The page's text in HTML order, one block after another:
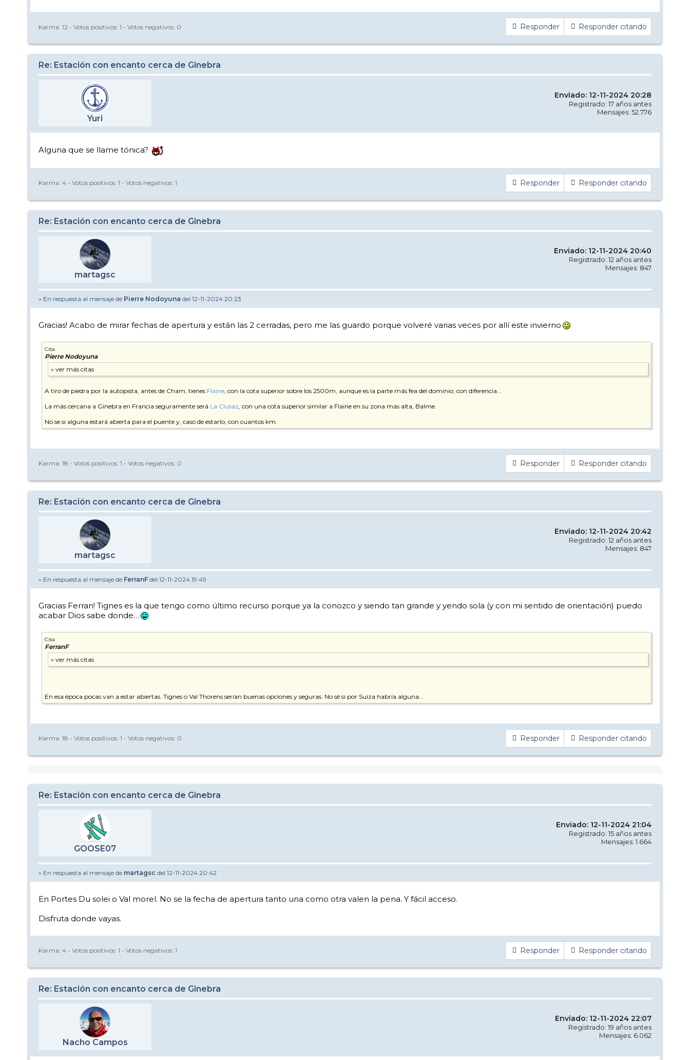
Responder Responder citando
Karma: 12 - Votos positivos: 1 - Votos negativos: 0
Re: Estación con encanto cerca de Ginebra
Yuri
Enviado: 12-11-2024 20:28
Registrado: 17 años antes
Mensajes: 52.776
Alguna que se llame tónica?
Responder Responder citando
Karma: 4 - Votos positivos: 1 - Votos negativos: 1
Re: Estación con encanto cerca de Ginebra
martagsc
Enviado: 12-11-2024 20:40
Registrado: 12 años antes
Mensajes: 847
» En respuesta al mensaje de Pierre Nodoyuna del 12-11-2024 20:23
Gracias! Acabo de mirar fechas de apertura y están las 2 cerradas, pero me las guardo porque volveré varias veces por allí este invierno
Cita
Pierre Nodoyuna
A tiro de piedra por la autopista, antes de Cham, tienes Flaine , con la cota superior sobre los 2500m, aunque es la parte más fea del dominio, con diferencia...
La más cercana a Ginebra en Francia seguramente será La Clusaz , con una cota superior similar a Flaine en su zona más alta, Balme.
No se si alguna estará abierta para el puente y, caso de estarlo, con cuantos km.
Responder Responder citando
Karma: 18 - Votos positivos: 1 - Votos negativos: 0
Re: Estación con encanto cerca de Ginebra
martagsc
Enviado: 12-11-2024 20:42
Registrado: 12 años antes
Mensajes: 847
» En respuesta al mensaje de FerranF del 12-11-2024 19:49
Gracias Ferran! Tignes es la que tengo como último recurso porque ya la conozco y siendo tan grande y yendo sola (y con mi sentido de orientación) puedo
acabar Dios sabe donde…
Cita
FerranF
En esa época pocas van a estar abiertas. Tignes o Val Thorens serían buenas opciones y seguras. No sé si por Suiza habría alguna...
Responder Responder citando
Karma: 18 - Votos positivos: 1 - Votos negativos: 0
Re: Estación con encanto cerca de Ginebra
GOOSE07
Enviado: 12-11-2024 21:04
Registrado: 15 años antes
Mensajes: 1.664
» En respuesta al mensaje de martagsc del 12-11-2024 20:42
En Portes Du solei o Val morel. No se la fecha de apertura tanto una como otra valen la pena. Y fácil acceso.
Disfruta donde vayas.
Responder Responder citando
Karma: 4 - Votos positivos: 1 - Votos negativos: 1
Re: Estación con encanto cerca de Ginebra
Nacho Campos
Enviado: 12-11-2024 22:07
Registrado: 19 años antes
Mensajes: 6.062